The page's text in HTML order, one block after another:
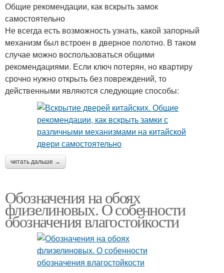
Общие рекомендации, как вскрыть замок
самостоятельно
Не всегда есть возможность узнать, какой запорный
механизм был встроен в дверное полотно. В таком
случае можно воспользоваться общими
рекомендациями. Если ключ потерян, но квартиру
срочно нужно открыть без повреждений, то
действенными являются следующие способы:
читать дальше →
Обозначения на обоях
флизелиновых. О собенности
обозначения влагостойкости